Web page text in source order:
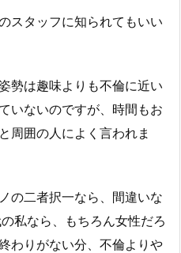
スタッフに知られてもいい
勢は趣味よりも不倫に近い
いないのですが、時間もお
周囲の人によく言われま
の二者択一なら、間違いな
私なら、もちろん女性だろ
わりがない分、不倫よりや